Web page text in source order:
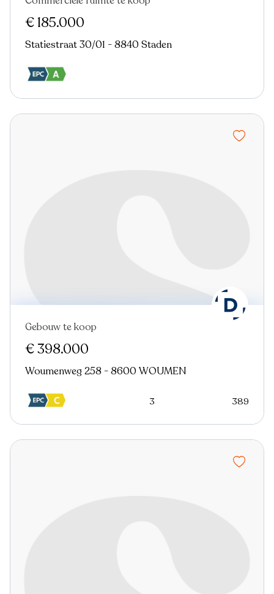
€ 185.000
Statiestraat 30/01 - 8840 Staden
Nieuw
Gebouw te koop
€ 398.000
Woumenweg 258 - 8600 WOUMEN
3 389